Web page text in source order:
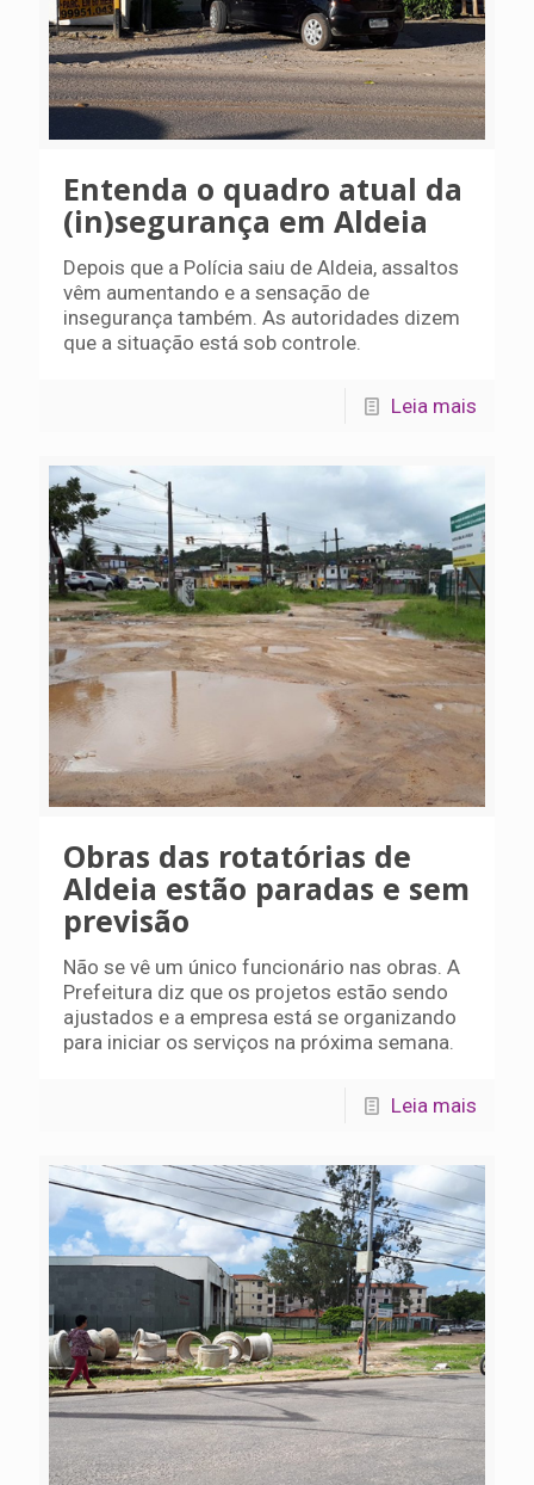
Entenda o quadro atual da
(in)segurança em Aldeia
Depois que a Polícia saiu de Aldeia, assaltos
vêm aumentando e a sensação de
insegurança também. As autoridades dizem
que a situação está sob controle.
Leia mais
Obras das rotatórias de
Aldeia estão paradas e sem
previsão
Não se vê um único funcionário nas obras. A
Prefeitura diz que os projetos estão sendo
ajustados e a empresa está se organizando
para iniciar os serviços na próxima semana.
Leia mais